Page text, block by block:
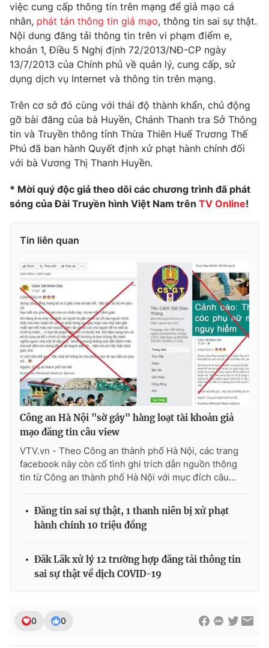
VTV9 VTV8
Liên hệ tòa soạn English
THỜI BÁO VTV
Cơ quan chủ quản:
Đài Truyền hình Việt Nam
Giấy phép hoạt động báo in và báo điện tử số 483/GP-BTTTT
Tổng Biên tập:
Phó Tổng Biên tập:
Nguyễn Thị Mỹ Hạnh, Phạm Quốc Thắng,
Nguyễn Trọng Ninh
Tổng đài VTV:024.38 355 931 - 024.38 355 932
Ðiện thoại Thời báo VTV:024.66 897 897
Email:toasoan@vtv.vn
Liên hệ quảng cáo:
024-7300.7108
thông tin từ website này.
việc cung cấp thông tin trên mạng để giả mạo cá
nhân, phát tán thông tin giả mạo, thông tin sai sự thật.
Nội dung đăng tải thông tin trên vi phạm điểm e,
khoản 1, Điều 5 Nghị định 72/2013/NĐ-CP ngày
13/7/2013 của Chính phủ về quản lý, cung cấp, sử
dụng dịch vụ Internet và thông tin trên mạng.
Trên cơ sở đó cùng với thái độ thành khẩn, chủ động
gỡ bài đăng của bà Huyền, Chánh Thanh tra Sở Thông
tin và Truyền thông tỉnh Thừa Thiên Huế Trương Thế
Phú đã ban hành Quyết định xử phạt hành chính đối
với bà Vương Thị Thanh Huyền.
* Mời quý độc giả theo dõi các chương trình đã phát
sóng của Đài Truyền hình Việt Nam trên TV Online!
Tin liên quan
Công an Hà Nội "sờ gáy" hàng loạt tài khoản giả
mạo đăng tin câu view
VTV.vn - Theo Công an thành phố Hà Nội, các trang
facebook này còn cố tình ghi trích dẫn nguồn thông
tin từ Công an thành phố Hà Nội với mục đích câu...
Đăng tin sai sự thật, 1 thanh niên bị xử phạt
hành chính 10 triệu đồng
Đăk Lăk xử lý 12 trường hợp đăng tải thông tin
sai sự thật về dịch COVID-19
0 0